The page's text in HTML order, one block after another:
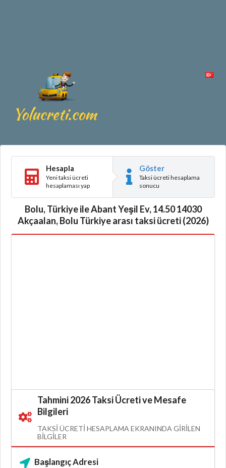
Hesapla
Yeni taksi ücreti
hesaplaması yap
Göster
Taksi ücreti hesaplama
sonucu
Bolu, Türkiye ile Abant Yeşil Ev, 14.50 14030
Akçaalan, Bolu Türkiye arası taksi ücreti (2026)
Tahmini 2026 Taksi Ücreti ve Mesafe
Bilgileri
TAKSI ÜCRETI HESAPLAMA EKRANINDA GIRILEN
BILGILER
Başlangıç Adresi